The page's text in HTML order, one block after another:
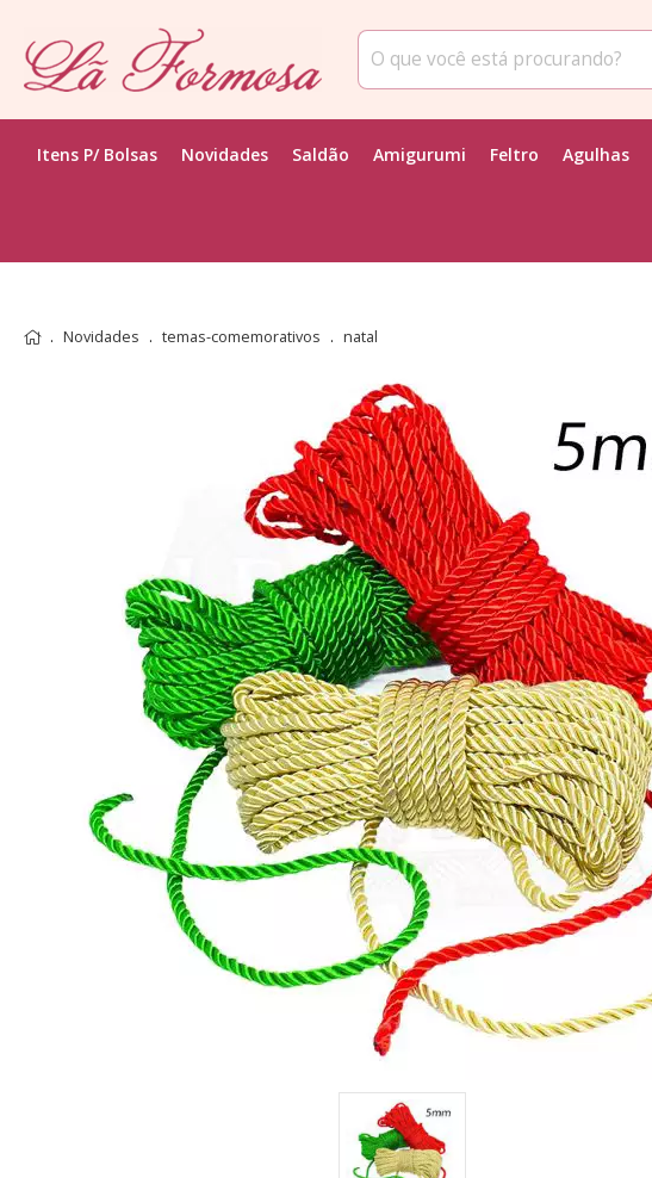
Itens P/ Bolsas Novidades Saldão Amigurumi Feltro Agulhas
Novidades temas-comemorativos natal